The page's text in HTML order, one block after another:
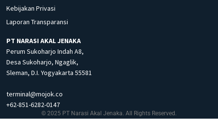
Kebijakan Privasi
Laporan Transparansi
PT NARASI AKAL JENAKA
Perum Sukoharjo Indah A8,
Desa Sukoharjo, Ngaglik,
Sleman, D.I. Yogyakarta 55581
terminal@mojok.co
+62-851-6282-0147
© 2025 PT Narasi Akal Jenaka. All Rights Reserved.